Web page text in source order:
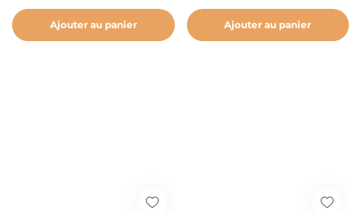
Ajouter au panier Ajouter au panier